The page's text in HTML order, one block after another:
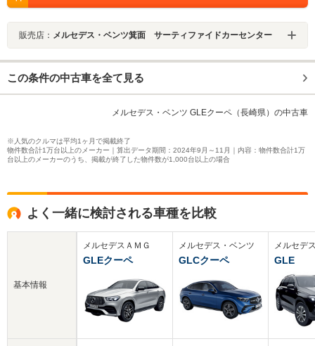
販売店： メルセデス・ベンツ箕面 サーティファイドカーセンター
この条件の中古車を全て見る
メルセデス・ベンツ GLEクーペ（長崎県）の中古車
※人気のクルマは平均1ヶ月で掲載終了
物件数合計1万台以上のメーカー｜算出データ期間：2024年9月～11月｜内容：物件数合計1万
台以上のメーカーのうち、掲載が終了した物件数が1,000台以上の場合
よく一緒に検討される車種を比較
基本情報
メルセデスＡＭＧ
GLEクーペ
メルセデス・ベンツ
GLCクーペ
メルセデ
GLE